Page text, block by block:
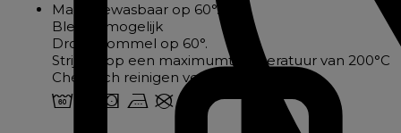
Machinewasbaar op 60°.
Bleken mogelijk
Droogtrommel op 60°.
Strijken op een maximumtemperatuur van 200°C
Chemisch reinigen verboden
4 u s v U